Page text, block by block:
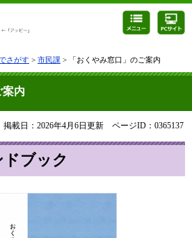
さがす > 市民課 > 「おくやみ窓口」のご案内
案内
掲載日：2026年4月6日更新 ページID：0365137
ブック